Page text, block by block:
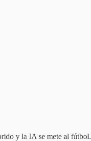
y la IA se mete al fútbol.